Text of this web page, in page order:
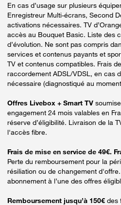
En cas d’usage sur plusieurs
Enregistreur Multi-écrans, Second
activations nécessaires. TV
accès au Bouquet Basic. Liste des
d’évolution. Ne sont pas compris
services et contenus payants et
TV et contenus compatibles. Frais
raccordement ADSL/VDSL, en cas
nécessaire (diagnostiqué au
Offres Livebox + Smart TV
engagement 24 mois valables en
réserve d’éligibilité. Livraison de la
l'accès fibre.
Frais de mise en service de 49€.
Perte du remboursement pour la
résiliation ou de changement
abonnement à l’une des offres
Remboursement jusqu’à 150€ des